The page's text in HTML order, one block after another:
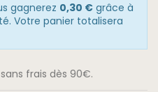
gagnerez 0,30 €grâce à
Votre panier totalisera
frais dès 90€.